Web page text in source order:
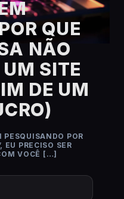
QUE
NÃO
SITE
DE UM
PESQUISANDO POR
EU PRECISO SER
VOCÊ […]